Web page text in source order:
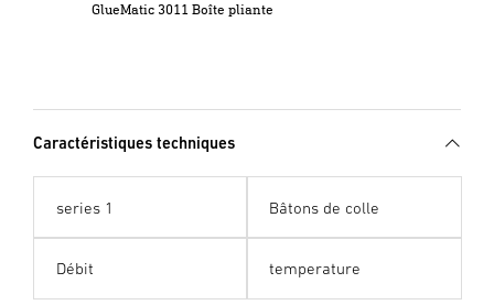
GlueMatic 3011 Boîte pliante
Caractéristiques techniques
series 1 Bâtons de colle
Débit temperature